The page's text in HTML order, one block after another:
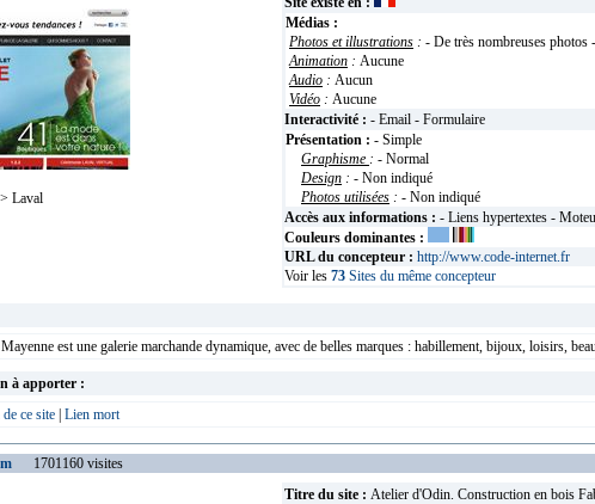
Laval
Médias :
Photos et illustrations : - De très nombreuses photos
Animation : Aucune
Audio : Aucun
Vidéo : Aucune
Interactivité : - Email - Formulaire
Présentation : - Simple
Graphisme : - Normal
Design : - Non indiqué
Photos utilisées : - Non indiqué
Accès aux informations : - Liens hypertextes -
Couleurs dominantes :
URL du concepteur : http://www.code-internet.fr
Voir les 73 Sites du même concepteur
est une galerie marchande dynamique, avec de belles marques : habillement, bijoux, loisirs,
à apporter :
ce site Lien mort
1701160 visites
Titre du site : Atelier d'Odin. Construction en bois